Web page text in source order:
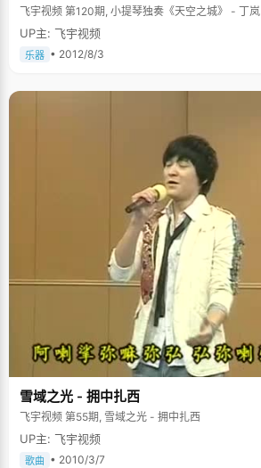
飞宇视频 第120期, 小提琴独奏《天空之城》 - 丁岚
UP主: 飞宇视频
乐器 • 2012/8/3
雪域之光 - 拥中扎西
飞宇视频 第55期, 雪域之光 - 拥中扎西
UP主: 飞宇视频
歌曲 • 2010/3/7